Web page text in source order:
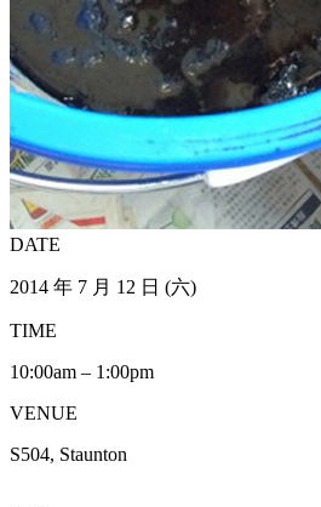
DATE
2014 年 7 月 12 日 (六)
TIME
10:00am – 1:00pm
VENUE
S504, Staunton